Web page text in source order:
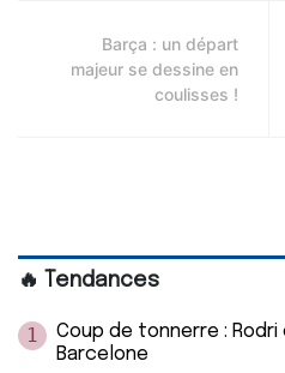
Barça : un départ
majeur se dessine en
coulisses !
🔥 Tendances
1
Coup de tonnerre : Rodri
Barcelone